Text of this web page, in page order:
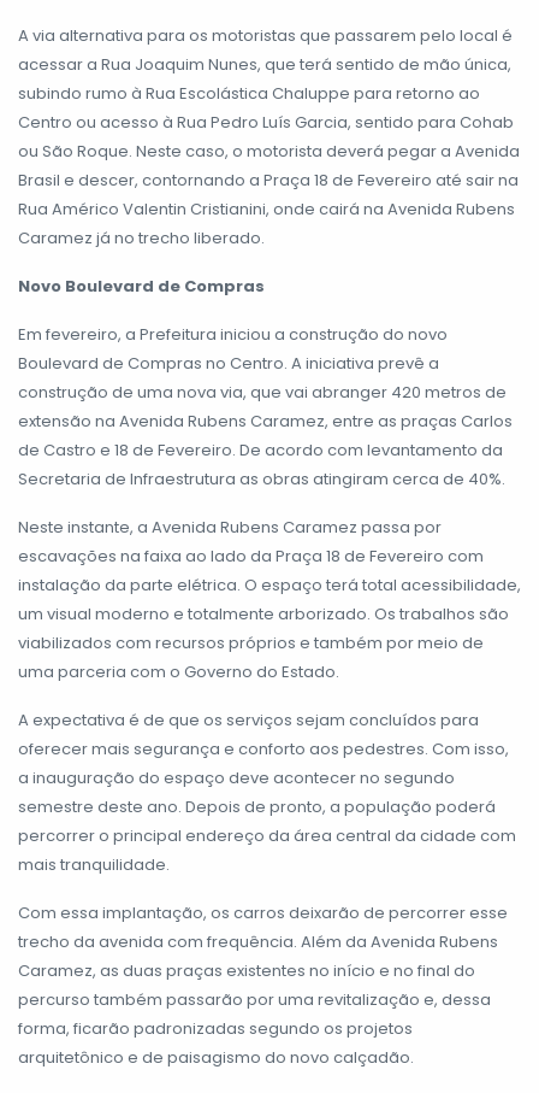
A via alternativa para os motoristas que passarem pelo local é
acessar a Rua Joaquim Nunes, que terá sentido de mão única,
subindo rumo à Rua Escolástica Chaluppe para retorno ao
Centro ou acesso à Rua Pedro Luís Garcia, sentido para Cohab
ou São Roque. Neste caso, o motorista deverá pegar a Avenida
Brasil e descer, contornando a Praça 18 de Fevereiro até sair na
Rua Américo Valentin Cristianini, onde cairá na Avenida Rubens
Caramez já no trecho liberado.
Novo Boulevard de Compras
Em fevereiro, a Prefeitura iniciou a construção do novo
Boulevard de Compras no Centro. A iniciativa prevê a
construção de uma nova via, que vai abranger 420 metros de
extensão na Avenida Rubens Caramez, entre as praças Carlos
de Castro e 18 de Fevereiro. De acordo com levantamento da
Secretaria de Infraestrutura as obras atingiram cerca de 40%.
Neste instante, a Avenida Rubens Caramez passa por
escavações na faixa ao lado da Praça 18 de Fevereiro com
instalação da parte elétrica. O espaço terá total acessibilidade,
um visual moderno e totalmente arborizado. Os trabalhos são
viabilizados com recursos próprios e também por meio de
uma parceria com o Governo do Estado.
A expectativa é de que os serviços sejam concluídos para
oferecer mais segurança e conforto aos pedestres. Com isso,
a inauguração do espaço deve acontecer no segundo
semestre deste ano. Depois de pronto, a população poderá
percorrer o principal endereço da área central da cidade com
mais tranquilidade.
Com essa implantação, os carros deixarão de percorrer esse
trecho da avenida com frequência. Além da Avenida Rubens
Caramez, as duas praças existentes no início e no final do
percurso também passarão por uma revitalização e, dessa
forma, ficarão padronizadas segundo os projetos
arquitetônico e de paisagismo do novo calçadão.